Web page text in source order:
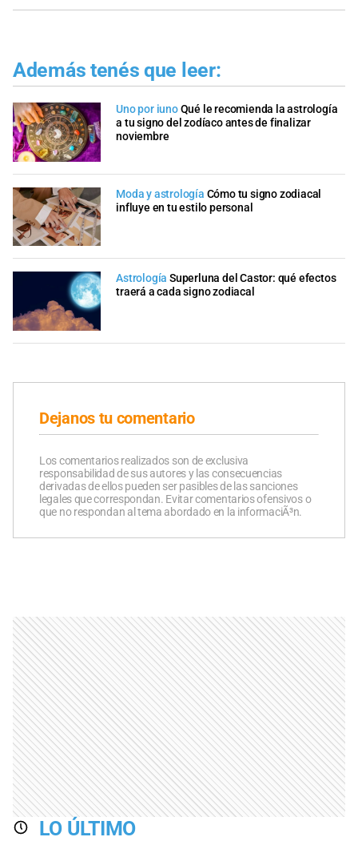
Además tenés que leer:
Uno por iunoQué le recomienda la astrología
a tu signo del zodíaco antes de finalizar
noviembre
Moda y astrología Cómo tu signo zodiacal
influye en tu estilo personal
Astrología Superluna del Castor: qué efectos
traerá a cada signo zodiacal
Dejanos tu comentario
Los comentarios realizados son de exclusiva
responsabilidad de sus autores y las consecuencias
derivadas de ellos pueden ser pasibles de las sanciones
legales que correspondan. Evitar comentarios ofensivos o
que no respondan al tema abordado en la informaciÃ³n.
LO ÚLTIMO